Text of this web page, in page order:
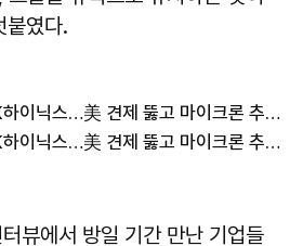
붙였다.
나스닥 깃발 꽂은 SK하이닉스…美 견제 뚫고 마이크론 추격 뿌리친다 外
나스닥 깃발 꽂은 SK하이닉스…美 견제 뚫고 마이크론 추격 뿌리친다
뷰에서 방일 기간 만난 기업들